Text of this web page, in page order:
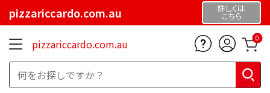
pizzariccardo.com.au 詳しくは
こちら
pizzariccardo.com.au 0